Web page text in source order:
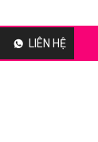
LIÊN HỆ